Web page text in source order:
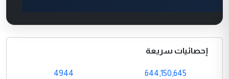
إحصائيات سريعة
644,150,645
4944